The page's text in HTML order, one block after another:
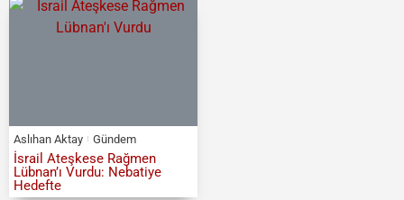
Aslıhan Aktay Gündem
İsrail Ateşkese Rağmen
Lübnan’ı Vurdu: Nebatiye
Hedefte